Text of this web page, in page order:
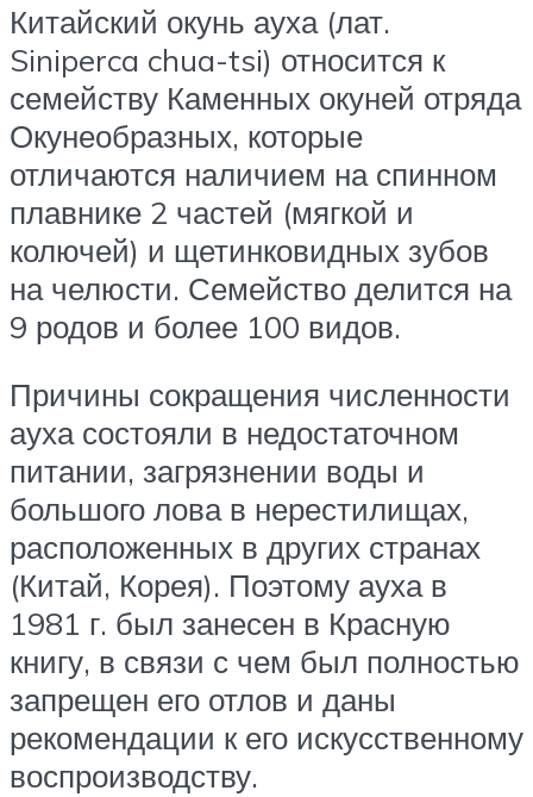
Китайский окунь ауха (лат.
Siniperca chua-tsi) относится к
семейству Каменных окуней отряда
Окунеобразных, которые
отличаются наличием на спинном
плавнике 2 частей (мягкой и
колючей) и щетинковидных зубов
на челюсти. Семейство делится на
9 родов и более 100 видов.
Причины сокращения численности
ауха состояли в недостаточном
питании, загрязнении воды и
большого лова в нерестилищах,
расположенных в других странах
(Китай, Корея). Поэтому ауха в
1981 г. был занесен в Красную
книгу, в связи с чем был полностью
запрещен его отлов и даны
рекомендации к его искусственному
воспроизводству.